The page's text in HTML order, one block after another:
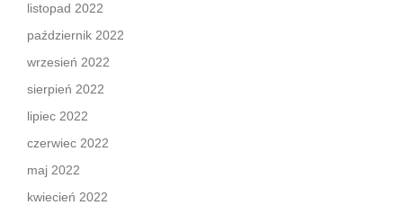
listopad 2022
październik 2022
wrzesień 2022
sierpień 2022
lipiec 2022
czerwiec 2022
maj 2022
kwiecień 2022